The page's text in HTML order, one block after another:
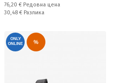
Редовна цена:
76,20 € Редовна цена
Спестявате:
30,48 € Разлика
ONLY
ONLINE
%